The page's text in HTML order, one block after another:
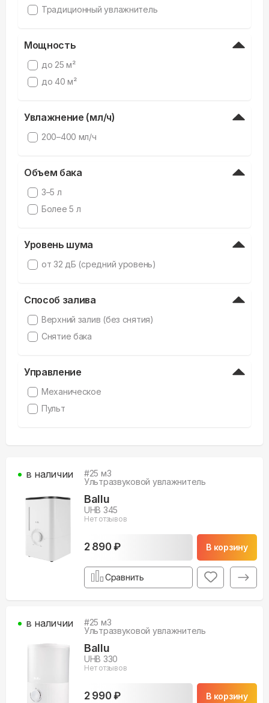
Традиционный увлажнитель
Мощность
до 25 м²
до 40 м²
Увлажнение (мл/ч)
200–400 мл/ч
Объем бака
3–5 л
Более 5 л
Уровень шума
от 32 дБ (средний уровень)
Способ залива
Верхний залив (без снятия)
Снятие бака
Управление
Механическое
Пульт
#25 м3
Ультразвуковой увлажнитель
Ballu
UHB 345
Нет отзывов
2 890 ₽ В корзину
в наличии
Сравнить
#25 м3
Ультразвуковой увлажнитель
Ballu
UHB 330
Нет отзывов
2 990 ₽ В корзину
в наличии